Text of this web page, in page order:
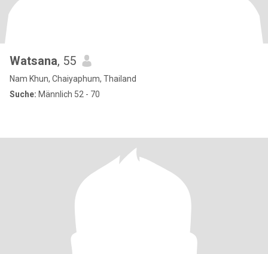
Watsana, 55
Nam Khun, Chaiyaphum, Thailand
Suche: Männlich 52 - 70